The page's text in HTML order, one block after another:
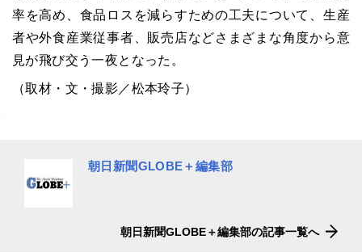
率を高め、食品ロスを減らすための工夫について、生産
者や外食産業従事者、販売店などさまざまな角度から意
見が飛び交う一夜となった。
（取材・文・撮影／松本玲子）
朝日新聞GLOBE＋編集部
朝日新聞GLOBE＋編集部の記事一覧へ